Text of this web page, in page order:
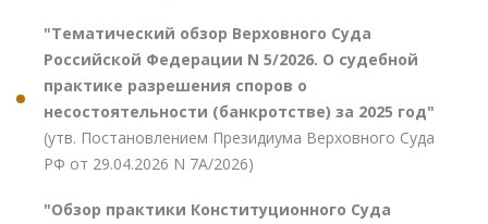
"Тематический обзор Верховного Суда
Российской Федерации N 5/2026. О судебной
практике разрешения споров о
несостоятельности (банкротстве) за 2025 год"
(утв. Постановлением Президиума Верховного Суда
РФ от 29.04.2026 N 7А/2026)
"Обзор практики Конституционного Суда